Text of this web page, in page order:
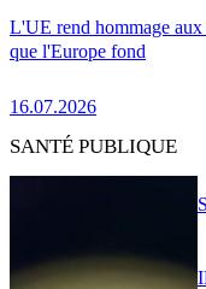
L'UE rend hommage
que l'Europe fond
16.07.2026
SANTÉ PUBLIQUE